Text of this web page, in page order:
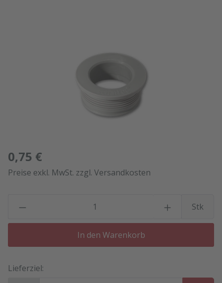
0,75 €
Preise exkl. MwSt. zzgl. Versandkosten
Stk
In den Warenkorb
Lieferziel: